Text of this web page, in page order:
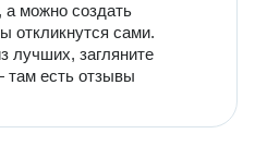
а можно создать
откликнутся сами.
лучших, загляните
есть отзывы